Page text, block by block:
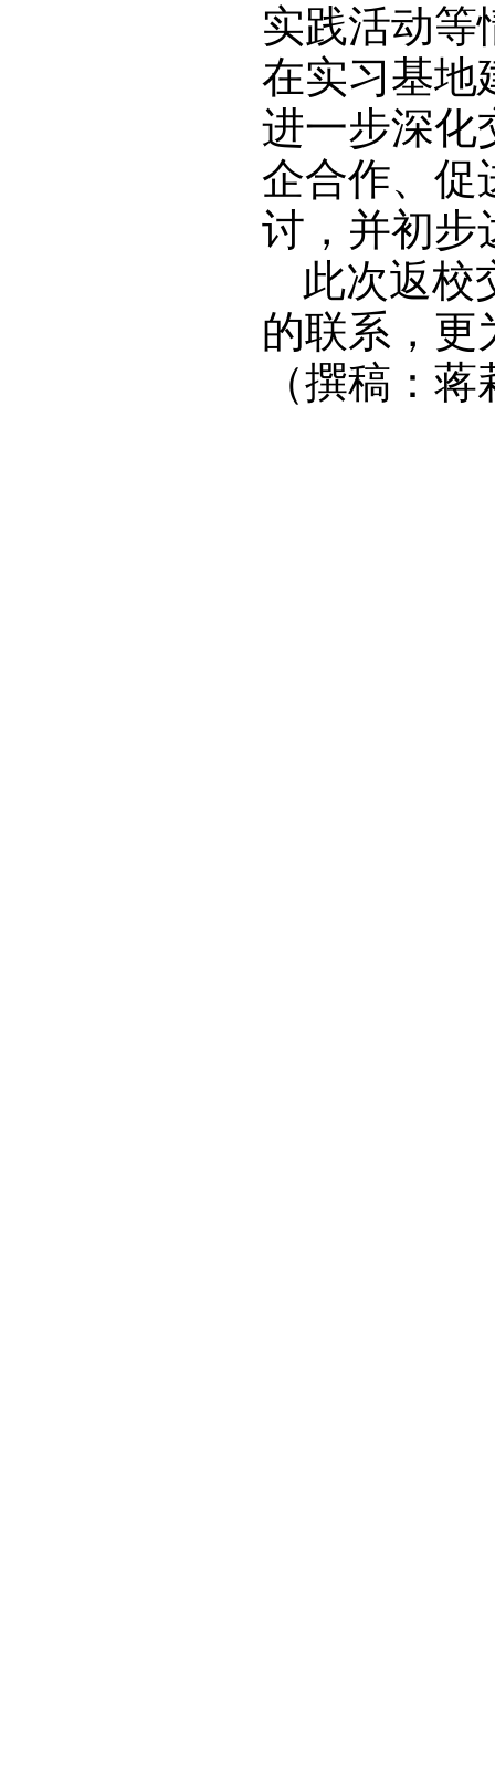
实践活动等
在实习基地
进一步深化
企合作、促
讨，并初步
此次返校
的联系，更
（撰稿：